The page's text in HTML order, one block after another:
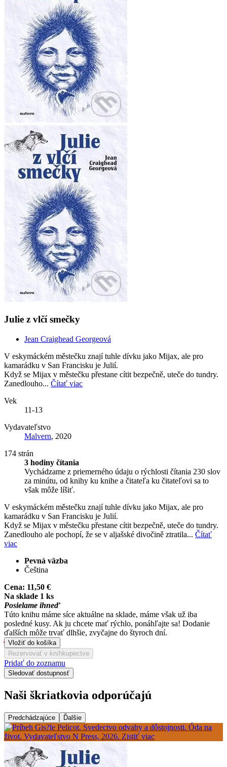
Julie z vlčí smečky
Jean Craighead Georgeová
V eskymáckém městečku znají tuhle dívku jako Mijax, ale pro
kamarádku v San Francisku je Julií.
Když se Mijax v městečku přestane cítit bezpečně, uteče do tundry.
Zanedlouho... Čítať viac
Vek
11-13
Vydavateľstvo
Malvern, 2020
174 strán
3 hodiny čítania
Vychádzame z priemerného údaju o rýchlosti čítania 230 slov
za minútu, od knihy ku knihe a čitateľa ku čitateľovi sa to
však môže líšiť.
V eskymáckém městečku znají tuhle dívku jako Mijax, ale pro
kamarádku v San Francisku je Julií.
Když se Mijax v městečku přestane cítit bezpečně, uteče do tundry.
Zanedlouho ale pochopí, že se v aljašské divočině ztratila... Čítať
viac
Pevná väzba
Čeština
Cena: 11,50 €
Na sklade 1 ks
Posielame ihneď
Túto knihu máme síce aktuálne na sklade, máme však už iba
posledné kusy. Ak ju chcete mať rýchlo, ponáhľajte sa! Dodanie
ďalších môže trvať dlhšie, zvyčajne do štyroch dní.
Vložiť do košíka
Rezervovať v kníhkupectve
Pridať do zoznamu
Sledovať dostupnosť
Naši škriatkovia odporúčajú
Predchádzajúce Ďalšie